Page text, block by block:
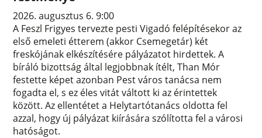
2026. augusztus 6. 9:00
A Feszl Frigyes tervezte pesti Vigadó felépítésekor az
első emeleti étterem (akkor Csemegetár) két
freskójának elkészítésére pályázatot hirdettek. A
bíráló bizottság által legjobbnak ítélt, Than Mór
festette képet azonban Pest város tanácsa nem
fogadta el, s ez éles vitát váltott ki az érintettek
között. Az ellentétet a Helytartótanács oldotta fel
azzal, hogy új pályázat kiírására szólította fel a városi
hatóságot.